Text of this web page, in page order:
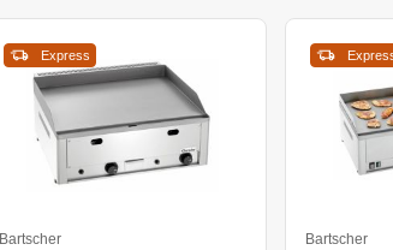
Express
Bartscher Bartscher